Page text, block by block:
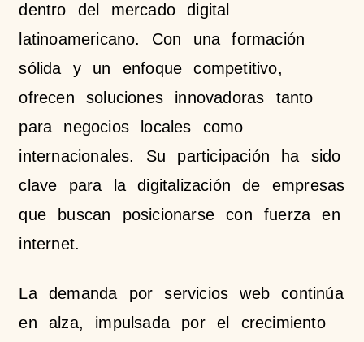
dentro del mercado digital
latinoamericano. Con una formación
sólida y un enfoque competitivo,
ofrecen soluciones innovadoras tanto
para negocios locales como
internacionales. Su participación ha sido
clave para la digitalización de empresas
que buscan posicionarse con fuerza en
internet.
La demanda por servicios web continúa
en alza, impulsada por el crecimiento